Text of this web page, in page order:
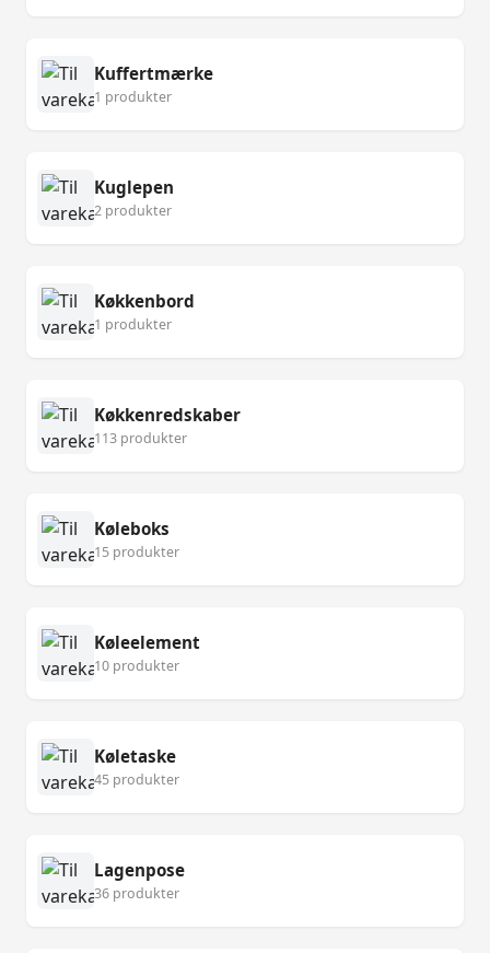
Kuffertmærke
1 produkter
Kuglepen
2 produkter
Køkkenbord
1 produkter
Køkkenredskaber
113 produkter
Køleboks
15 produkter
Køleelement
10 produkter
Køletaske
45 produkter
Lagenpose
36 produkter